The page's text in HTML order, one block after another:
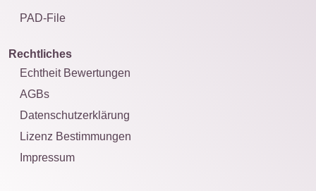
PAD-File
Rechtliches
Echtheit Bewertungen
AGBs
Datenschutzerklärung
Lizenz Bestimmungen
Impressum